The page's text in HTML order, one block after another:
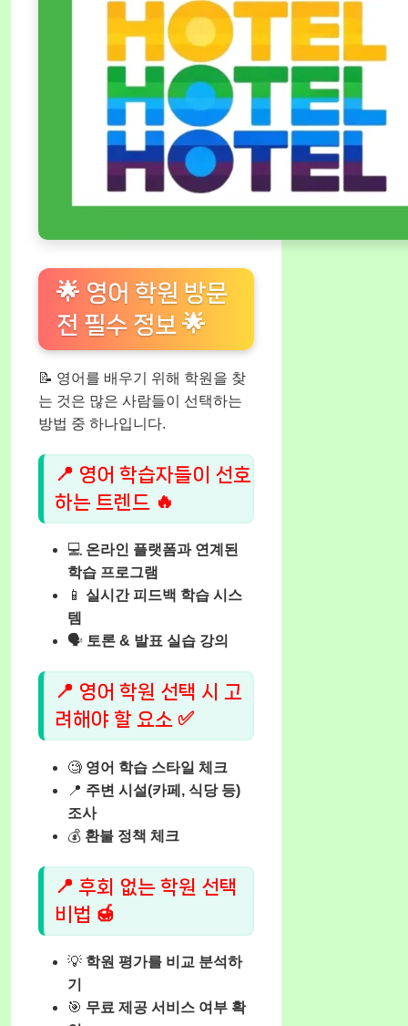
🌟 영어 학원 방문
전 필수 정보 🌟
📝 영어를 배우기 위해 학원을 찾
는 것은 많은 사람들이 선택하는
방법 중 하나입니다.
📍 영어 학습자들이 선호
하는 트렌드 🔥
💻 온라인 플랫폼과 연계된
학습 프로그램
📱 실시간 피드백 학습 시스
템
🗣️ 토론 & 발표 실습 강의
📍 영어 학원 선택 시 고
려해야 할 요소 ✅
🧐 영어 학습 스타일 체크
📍 주변 시설(카페, 식당 등)
조사
💰 환불 정책 체크
📍 후회 없는 학원 선택
비법 🍯
💡 학원 평가를 비교 분석하
기
🎯 무료 제공 서비스 여부 확